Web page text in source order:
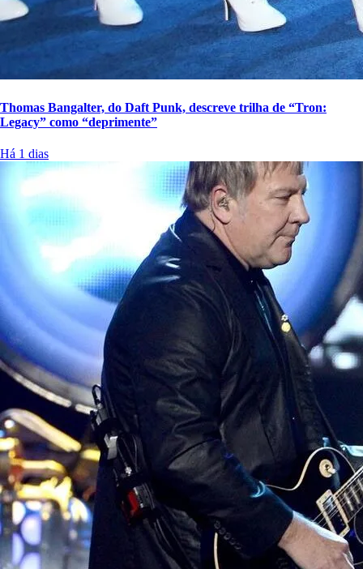
Thomas Bangalter, do Daft Punk, descreve trilha de “Tron:
Legacy” como “deprimente”
Há 1 dias